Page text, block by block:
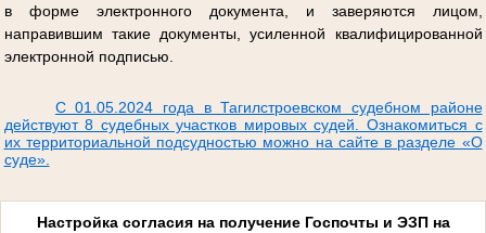
в форме электронного документа, и заверяются лицом,
направившим такие документы, усиленной квалифицированной
электронной подписью.
С 01.05.2024 года в Тагилстроевском судебном районе
действуют 8 судебных участков мировых судей. Ознакомиться с
их территориальной подсудностью можно на сайте в разделе «О
суде».
Настройка согласия на получение Госпочты и ЭЗП на